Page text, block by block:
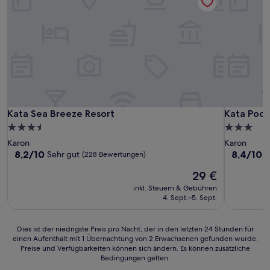
Kata Sea Breeze Resort
Kata Sea Breeze Resort
3.5-
Sterne-
Unterkunft
Karon
8.2
8,2/10 Sehr gut (228 Bewertungen)
Der
Preis
beträgt
29 €
inkl. Steuern & Gebühren
4. Sept.–5. Sept.
Kata
Kata
3.0-
Sterne-
Karon
8.4
8,4/10
Dies
ist
Dies ist der niedrigste Preis pro Nacht, der in den letzten 24 Stunden für
einen Aufenthalt mit 1 Übernachtung von 2 Erwachsenen gefunden wurde.
Preise und Verfügbarkeiten können sich ändern. Es können zusätzliche
Bedingungen gelten.